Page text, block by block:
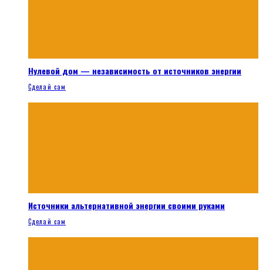
Нулевой дом — независимость от источников энергии
Сделай сам
Источники альтернативной энергии своими руками
Сделай сам